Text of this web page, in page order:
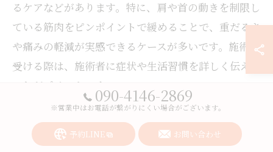
るケアなどがあります。特に、肩や首の動きを制限し
ている筋肉をピンポイントで緩めることで、重だるさ
や痛みの軽減が実感できるケースが多いです。施術を
受ける際は、施術者に症状や生活習慣を詳しく伝える
ことがポイントです。
また、肩こり改善のためには一度の施術だけでなく、
継続的なケアが大切です。仕事や家事で同じ姿勢を続
090-4146-2869
※営業中はお電話が繋がりにくい場合がございます。
予約LINE お問い合わせ